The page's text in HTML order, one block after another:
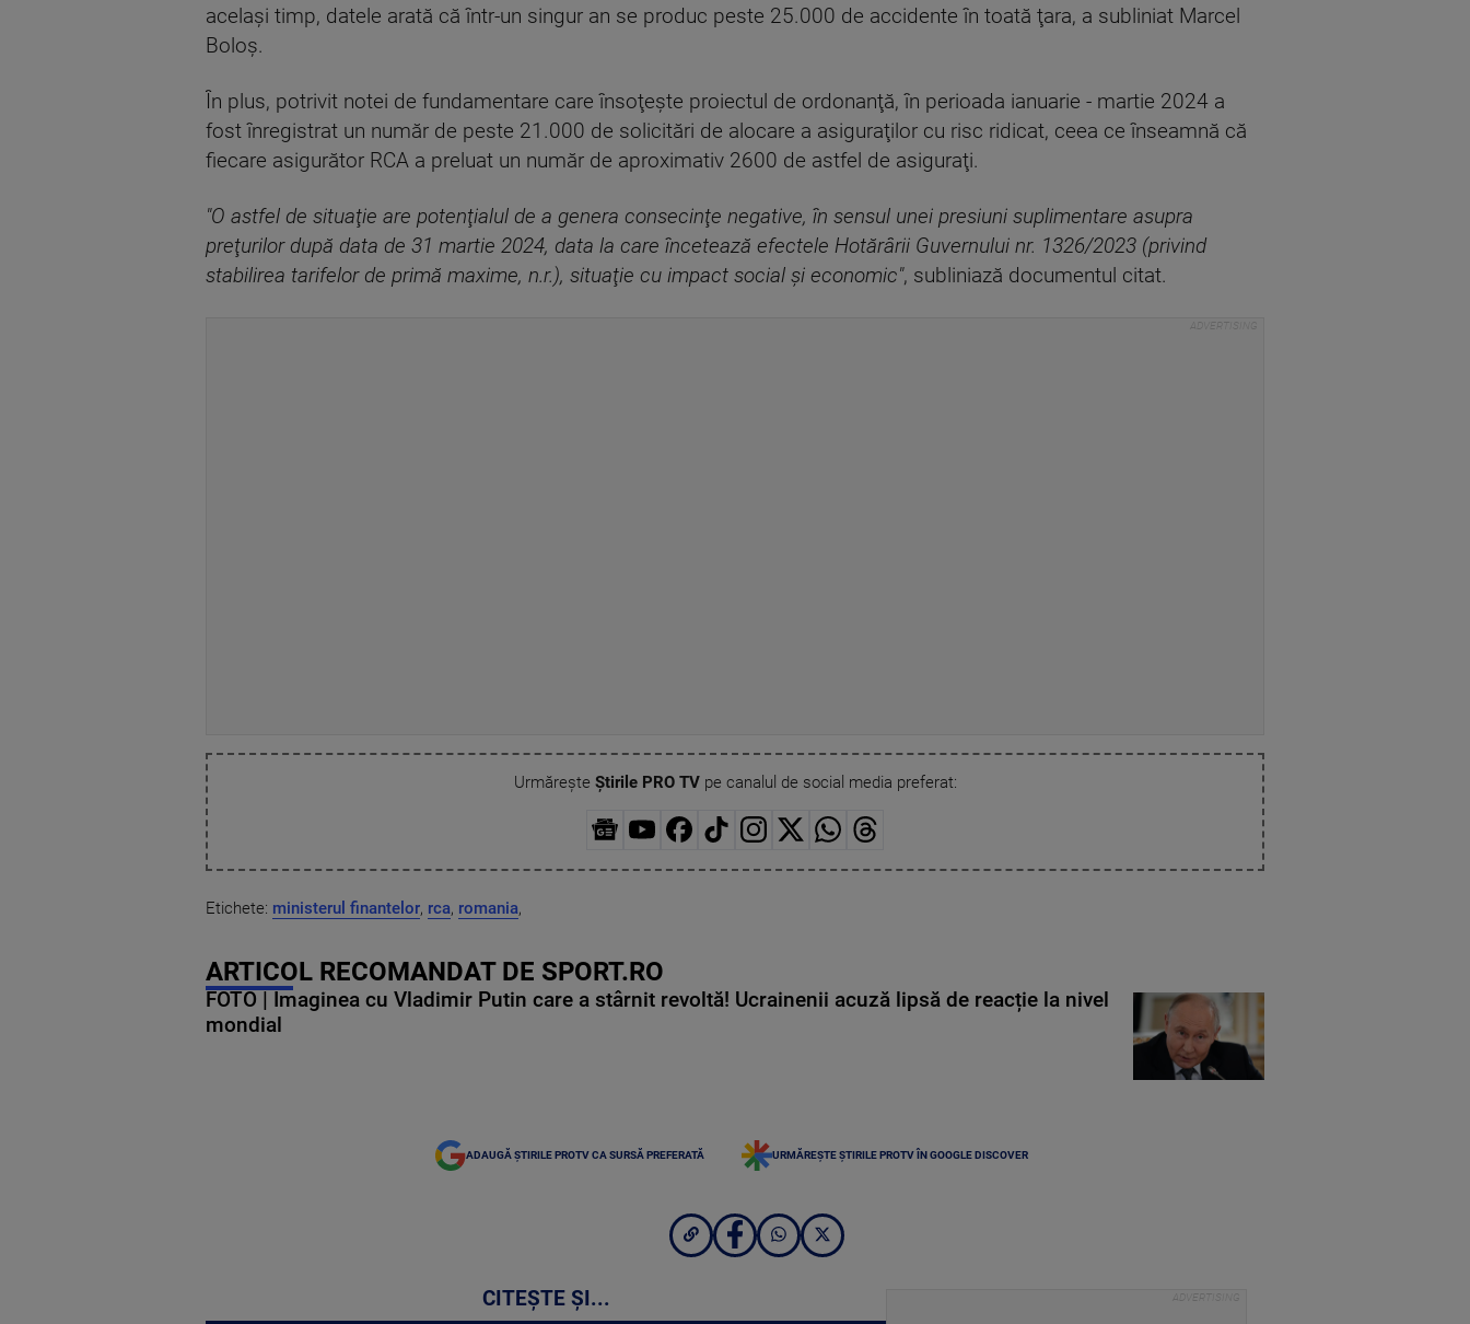
acelaşi timp, datele arată că într-un singur an se produc peste 25.000 de accidente în toată ţara, a subliniat Marcel
Boloş.
În plus, potrivit notei de fundamentare care însoţeşte proiectul de ordonanţă, în perioada ianuarie - martie 2024 a
fost înregistrat un număr de peste 21.000 de solicitări de alocare a asiguraţilor cu risc ridicat, ceea ce înseamnă că
fiecare asigurător RCA a preluat un număr de aproximativ 2600 de astfel de asiguraţi.
"O astfel de situaţie are potenţialul de a genera consecinţe negative, în sensul unei presiuni suplimentare asupra
preţurilor după data de 31 martie 2024, data la care încetează efectele Hotărârii Guvernului nr. 1326/2023 (privind
stabilirea tarifelor de primă maxime, n.r.), situaţie cu impact social şi economic", subliniază documentul citat.
Urmărește Știrile PRO TVpe canalul de social media preferat:
Etichete: ministerul finantelor, rca, romania,
ARTICOL RECOMANDAT DE SPORT.RO
FOTO | Imaginea cu Vladimir Putin care a stârnit revoltă! Ucrainenii acuză lipsă de reacție la nivel
mondial
ADAUGĂ ȘTIRILE PROTV CA SURSĂ PREFERATĂ URMĂREȘTE ȘTIRILE PROTV ÎN GOOGLE DISCOVER
CITEȘTE ȘI...